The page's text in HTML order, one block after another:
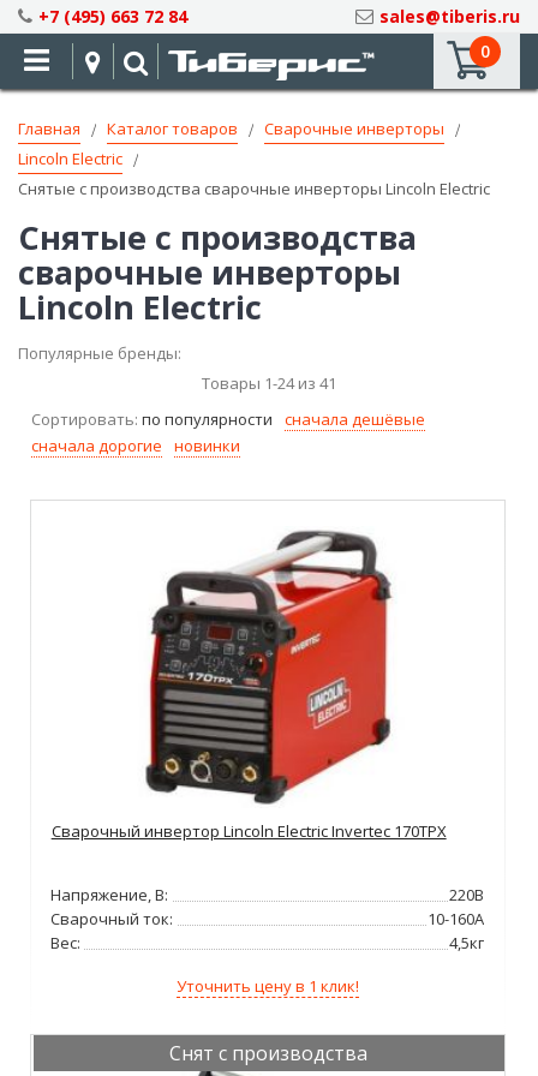
Skip
to
Content
+7 (495) 663 72 84
sales@tiberis.ru
0
Главная Каталог товаров
Сварочные инверторы
Lincoln Electric
Снятые с производства сварочные инверторы Lincoln Electric
Снятые с производства
сварочные инверторы
Lincoln Electric
Популярные бренды:
Товары 1-24из 41
Сортировать: по популярности
сначала дешёвые
сначала дорогие
новинки
Сварочный инвертор Lincoln Electric Invertec 170TPX
Напряжение, В:
220В
Сварочный ток:
10-160А
Вес:
4,5кг
Уточнить цену в 1 клик!
Снят с производства